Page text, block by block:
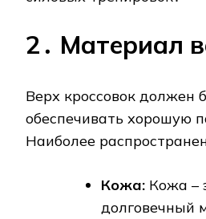
2․ Материал
Верх кроссовок должен
обеспечивать хорошую
Наиболее
Кожа: Кожа –
долговечный